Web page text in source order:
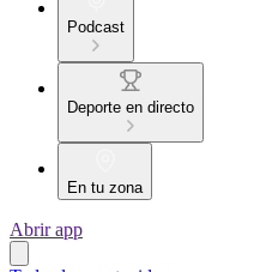
Podcast
Deporte en directo
En tu zona
Abrir app